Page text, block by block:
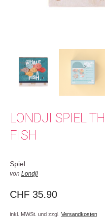
LONDJI SPIEL
FISH
Spiel
von Londji
CHF 35.90
inkl. MWSt. und zzgl. Versandkosten